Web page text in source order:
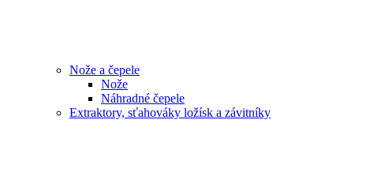
Nože a čepele
Nože
Náhradné čepele
Extraktory, sťahováky ložísk a závitníky